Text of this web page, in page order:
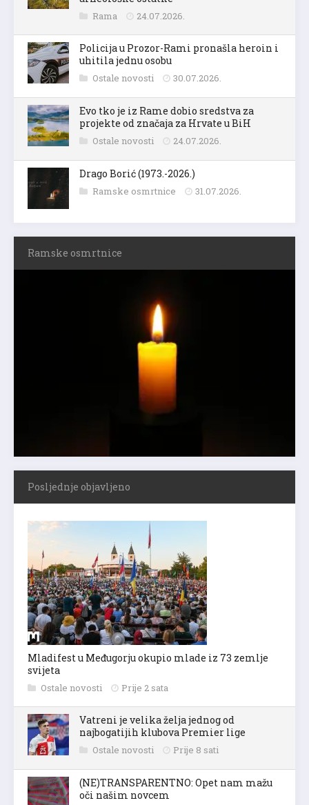
Rama 24.07.2026.
Policija u Prozor-Rami pronašla heroin i
uhitila jednu osobu
Ostale novosti 30.07.2026.
Evo tko je iz Rame dobio sredstva za
projekte od značaja za Hrvate u BiH
Ostale novosti 24.07.2026.
Drago Borić (1973.-2026.)
Ramske osmrtnice 31.07.2026.
Ramske osmrtnice
Posljednje objavljeno
Mladifest u Međugorju okupio mlade iz 73 zemlje
svijeta
Ostale novosti Prije 2 sata
Vatreni je velika želja jednog od
najbogatijih klubova Premier lige
Ostale novosti Prije 8 sati
(NE)TRANSPARENTNO: Opet nam mažu
oči našim novcem